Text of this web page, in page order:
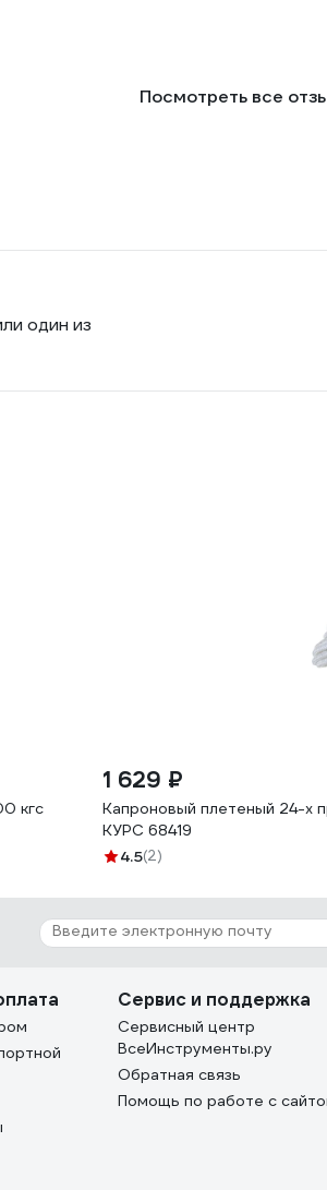
Посмотреть все
один из
кгс
1 629 ₽
Капроновый плетеный 24-х
КУРС 68419
4.5(2)
Сервис и поддержка
Сервисный центр
ВсеИнструменты.ру
Обратная связь
Помощь по работе с